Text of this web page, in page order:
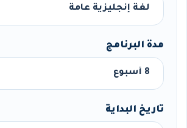
مدة البرنامج
تاريخ البداية